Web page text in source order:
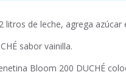
litros de leche, agrega azúcar
sabor vainilla.
Bloom 200 DUCHÉ